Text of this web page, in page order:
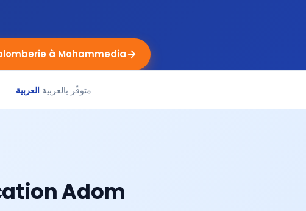
à Mohammedia
متوفّر بالعربية العربية
Adom